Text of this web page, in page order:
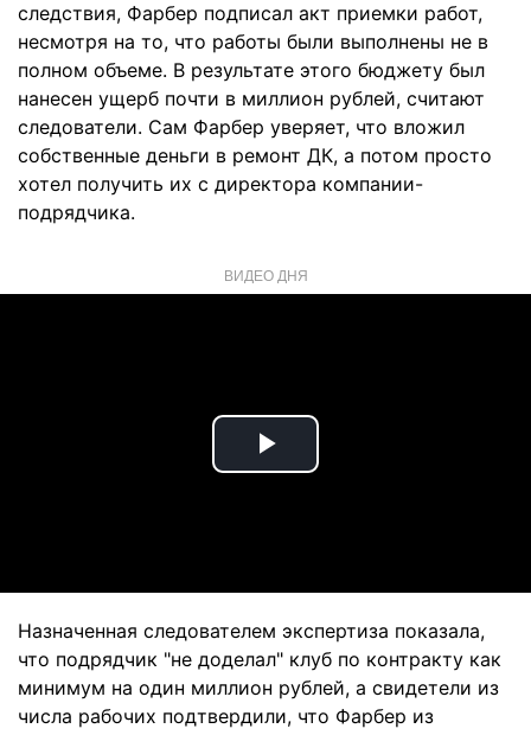
следствия, Фарбер подписал акт приемки работ,
несмотря на то, что работы были выполнены не в
полном объеме. В результате этого бюджету был
нанесен ущерб почти в миллион рублей, считают
следователи. Сам Фарбер уверяет, что вложил
собственные деньги в ремонт ДК, а потом просто
хотел получить их с директора компании-
подрядчика.
ВИДЕО ДНЯ
Play
Назначенная следователем экспертиза показала,
что подрядчик "не доделал" клуб по контракту как
минимум на один миллион рублей, а свидетели из
числа рабочих подтвердили, что Фарбер из